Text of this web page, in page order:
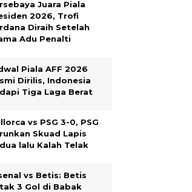
Juara Piala
2026, Trofi
Diraih Setelah
Adu Penalti
Piala AFF 2026
Dirilis, Indonesia
Tiga Laga Berat
vs PSG 3-0, PSG
Skuad Lapis
lalu Kalah Telak
vs Betis: Betis
3 Gol di Babak